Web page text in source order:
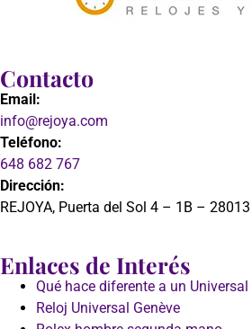
Contacto
Email:
info@rejoya.com
Teléfono:
648 682 767
Dirección:
REJOYA, Puerta del Sol 4 – 1B –
Enlaces de Interés
Qué hace diferente a un Universal
Reloj Universal Genève